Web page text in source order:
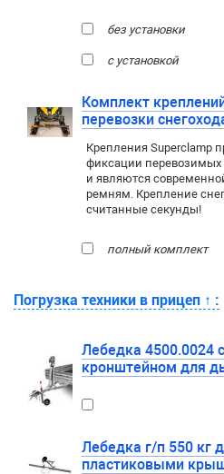
без установки
с установкой
Комплект
перевозки
Крепления Superclamp
фиксации перевозимых
и являются
ремням. Крепление
считанные секунды!
полный комплект
Погрузка техники в прицеп ↑ :
Лебедка 4500.0024
кронштейном для
Лебедка г/п 550 кг
пластиковыми